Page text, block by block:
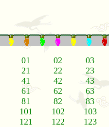
01 02 03
21
22 23
41
42 43
61
62 63
81
82 83
101
102 103
121
122 123